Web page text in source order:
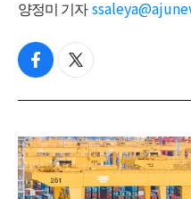
양정미 기자
f
c
b
o
o
k
t
i
t
e
r